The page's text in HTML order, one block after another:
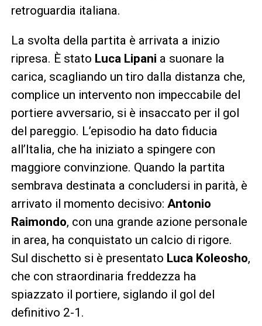
retroguardia italiana.
La svolta della partita è arrivata a inizio
ripresa. È stato Luca Lipani a suonare la
carica, scagliando un tiro dalla distanza che,
complice un intervento non impeccabile del
portiere avversario, si è insaccato per il gol
del pareggio. L’episodio ha dato fiducia
all’Italia, che ha iniziato a spingere con
maggiore convinzione. Quando la partita
sembrava destinata a concludersi in parità, è
arrivato il momento decisivo: Antonio
Raimondo, con una grande azione personale
in area, ha conquistato un calcio di rigore.
Sul dischetto si è presentato Luca Koleosho,
che con straordinaria freddezza ha
spiazzato il portiere, siglando il gol del
definitivo 2-1.